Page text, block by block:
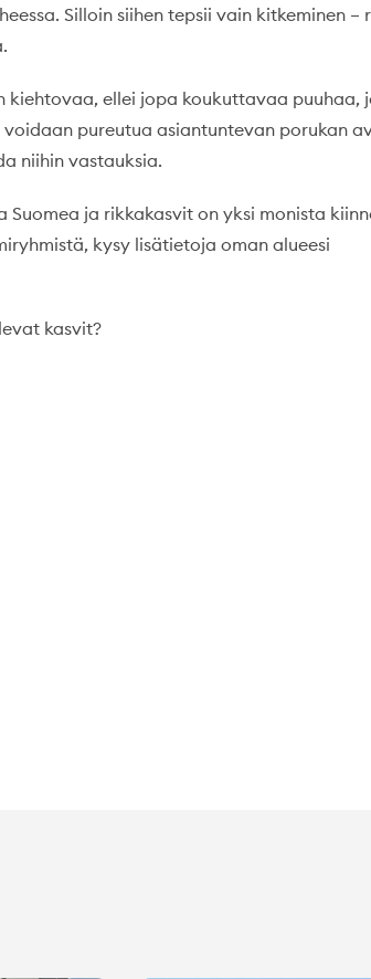
Silloin siihen tepsii vain kitkeminen –
kiehtovaa, ellei jopa koukuttavaa puuhaa,
pureutua asiantuntevan porukan
niihin vastauksia.
Suomea ja rikkakasvit on yksi monista
kysy lisätietoja oman alueesi
kasvit?